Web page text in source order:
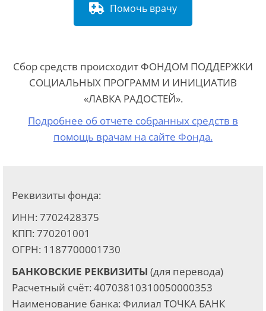
Помочь врачу
Сбор средств происходит ФОНДОМ ПОДДЕРЖКИ
СОЦИАЛЬНЫХ ПРОГРАММ И ИНИЦИАТИВ
«ЛАВКА РАДОСТЕЙ».
Подробнее об отчете собранных средств в
помощь врачам на сайте Фонда.
Реквизиты фонда:
ИНН: 7702428375
КПП: 770201001
ОГРН: 1187700001730
БАНКОВСКИЕ РЕКВИЗИТЫ (для перевода)
Расчетный счёт: 40703810310050000353
Наименование банка: Филиал ТОЧКА БАНК